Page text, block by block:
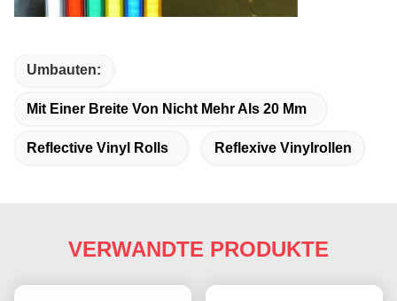
Umbauten:
Mit Einer Breite Von Nicht Mehr Als 20 Mm
Reflective Vinyl Rolls Reflexive Vinylrollen
VERWANDTE PRODUKTE